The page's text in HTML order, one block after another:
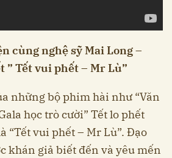
cùng nghệ sỹ Mai Long –
” Tết vui phết – Mr Lù”
những bộ phim hài như “Văn
học trò cười” Tết lo phết
“Tết vui phết – Mr Lù”. Đạo
khán giả biết đến và yêu mến